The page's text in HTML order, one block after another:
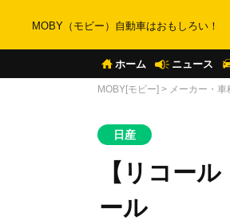
MOBY（モビー）自動車はおもしろい！
ホーム ニュース
MOBY[モビー] > メーカー・車
日産
【リコー
ール